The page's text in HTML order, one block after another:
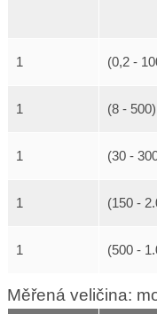
1 (0,2 -
1 (8 -
1 (30 -
1 (150 -
1 (500 -
Měřená veličina: